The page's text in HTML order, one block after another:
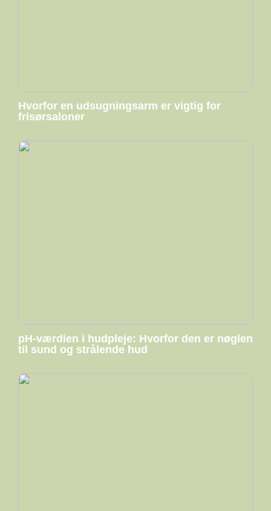
Hvorfor en udsugningsarm er vigtig for
frisørsaloner
pH-værdien i hudpleje: Hvorfor den er nøglen
til sund og strålende hud